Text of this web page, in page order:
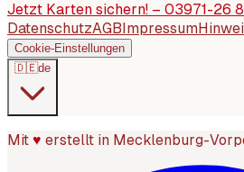
Jetzt Karten sichern! – 03971-26
DatenschutzAGB Impressum
Cookie-Einstellungen
🇩🇪de
Mit ♥ erstellt in Mecklenburg-